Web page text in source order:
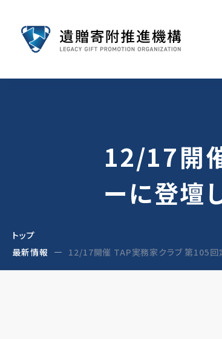
12/17開
ーに登壇
トップ
最新情報
12/17開催 TAP実務家クラブ 第105回